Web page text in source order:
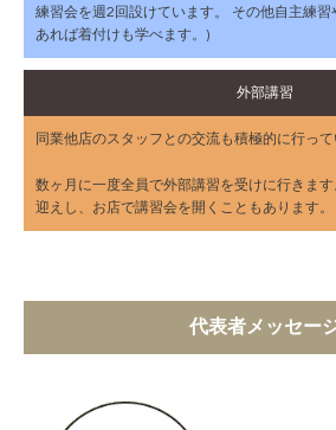
練習会を週2回設けています。 その他自主練
あれば着付けも学べます。)
外部講習
同業他店のスタッフとの交流も積極的に行って
数ヶ月に一度全員で外部講習を受けに行きま
迎えし、お店で講習会を開くこともあります。
代表者メッセー